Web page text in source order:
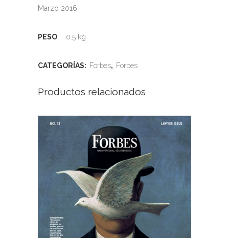
Marzo 2016
PESO 0.5 kg
CATEGORÍAS: Forbes, Forbes
Productos relacionados